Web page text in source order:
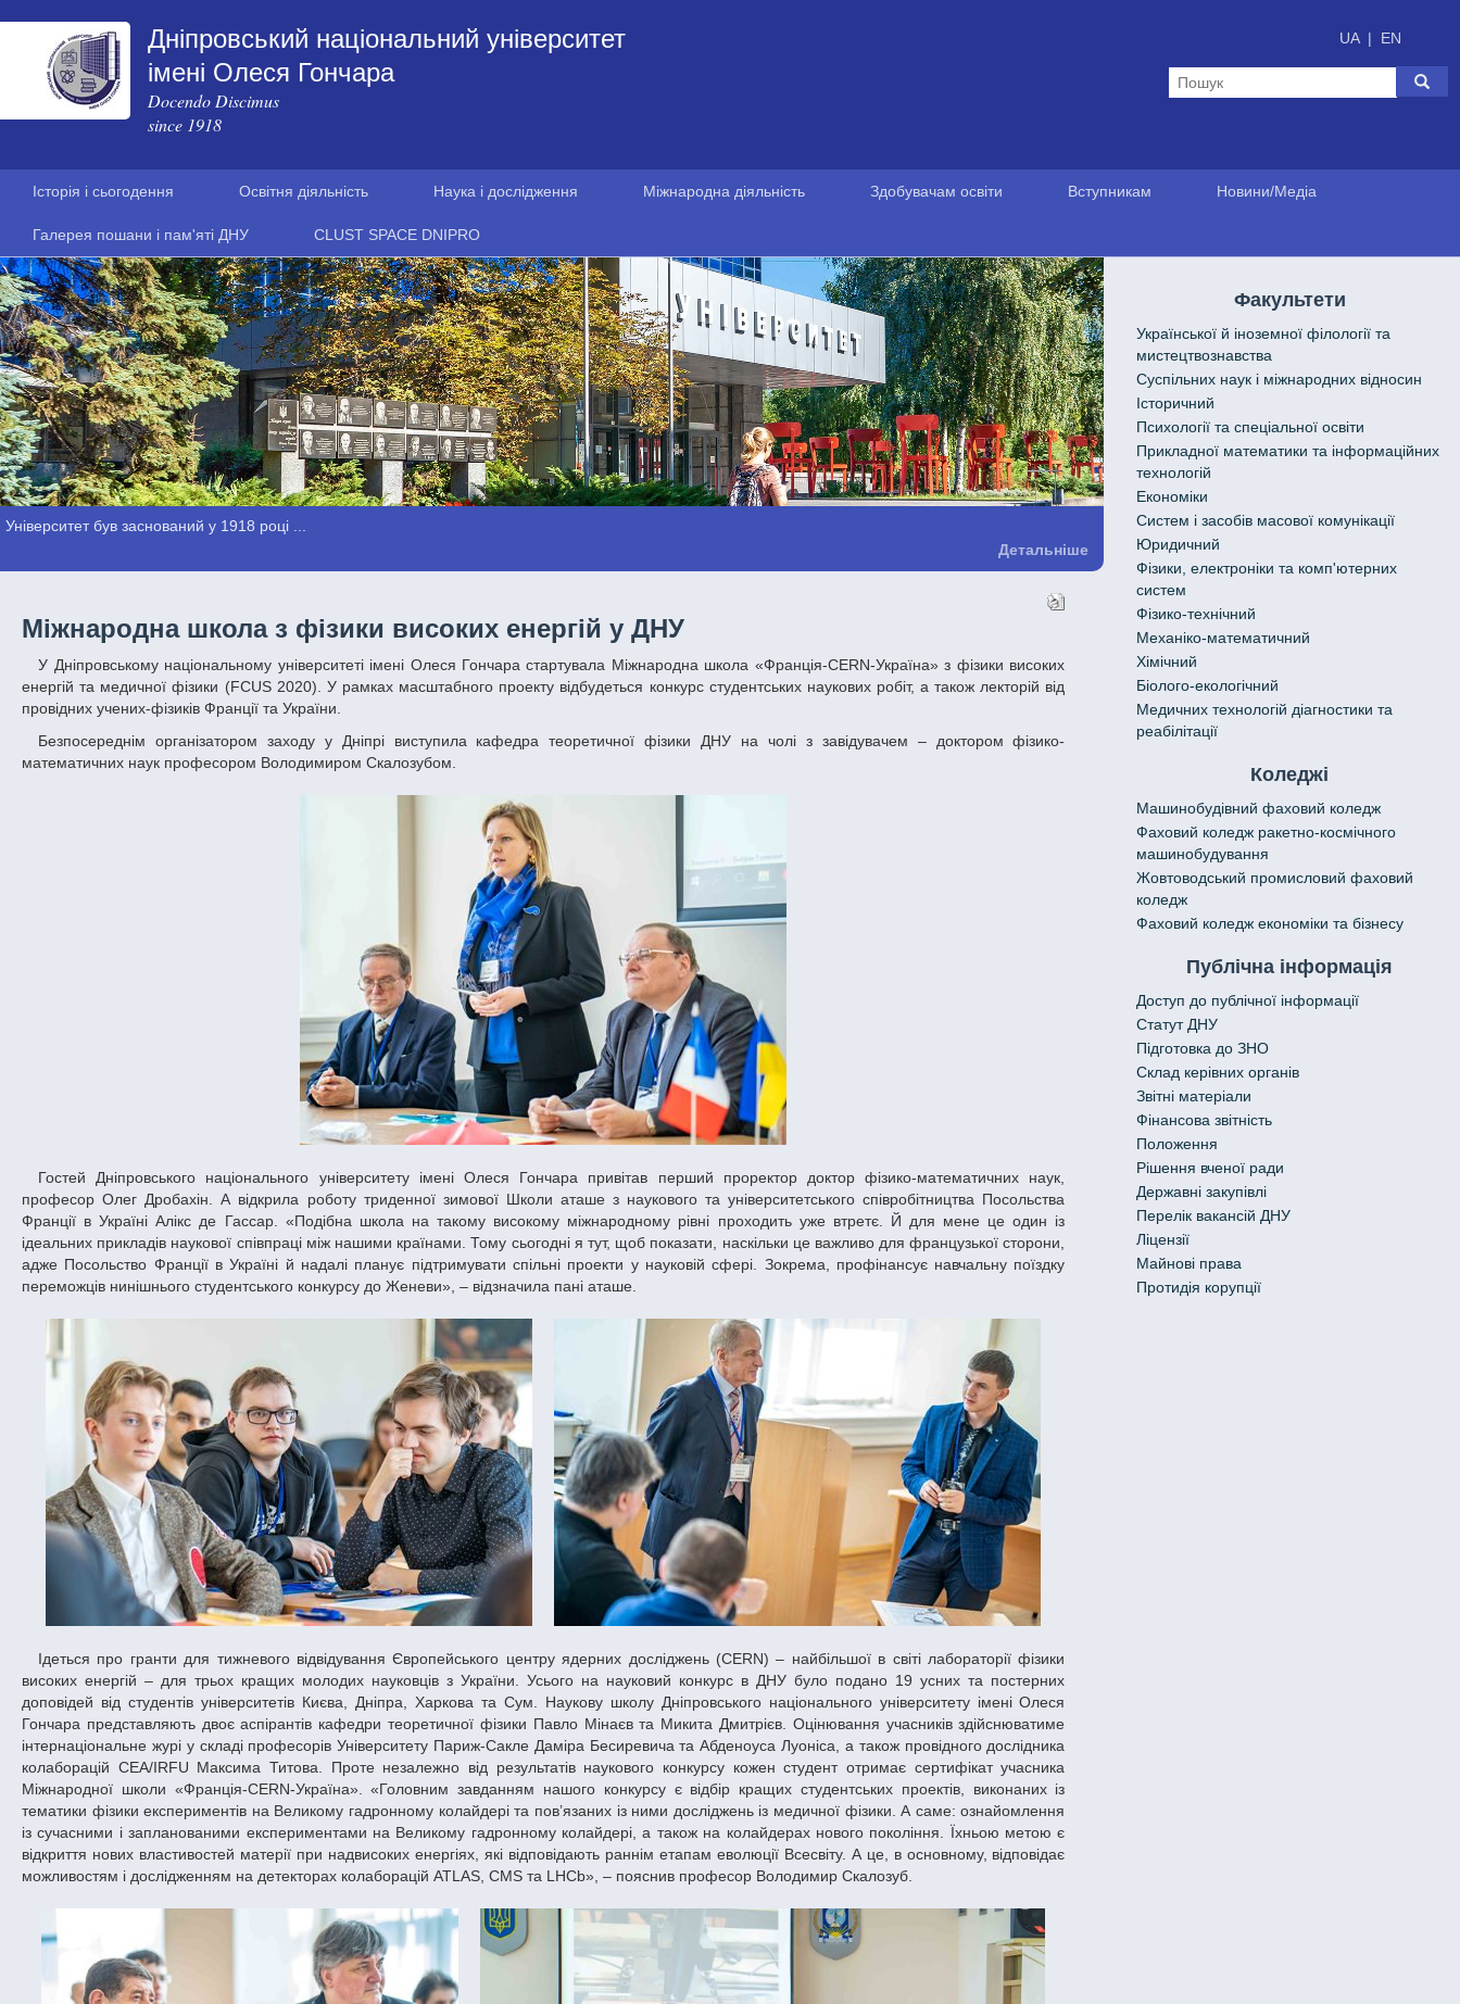
Дніпровський національний університет
імені Олеся Гончара
Docendo Discimus
since 1918
UA | EN
Історія і сьогодення Освітня діяльність Наука і дослідження Міжнародна діяльність Здобувачам освіти Вступникам Новини/Медіа
Галерея пошани і пам'яті ДНУ CLUST SPACE DNIPRO
Університет був заснований у 1918 році ...
Детальніше
Міжнародна школа з фізики високих енергій у ДНУ
У Дніпровському національному університеті імені Олеся Гончара стартувала Міжнародна школа «Франція-CERN-Україна» з фізики високих
енергій та медичної фізики (FCUS 2020). У рамках масштабного проекту відбудеться конкурс студентських наукових робіт, а також лекторій від
провідних учених-фізиків Франції та України.
Безпосереднім організатором заходу у Дніпрі виступила кафедра теоретичної фізики ДНУ на чолі з завідувачем – доктором фізико-
математичних наук професором Володимиром Скалозубом.
Гостей Дніпровського національного університету імені Олеся Гончара привітав перший проректор доктор фізико-математичних наук,
професор Олег Дробахін. А відкрила роботу триденної зимової Школи аташе з наукового та університетського співробітництва Посольства
Франції в Україні Алікс де Гассар. «Подібна школа на такому високому міжнародному рівні проходить уже втретє. Й для мене це один із
ідеальних прикладів наукової співпраці між нашими країнами. Тому сьогодні я тут, щоб показати, наскільки це важливо для французької сторони,
адже Посольство Франції в Україні й надалі планує підтримувати спільні проекти у науковій сфері. Зокрема, профінансує навчальну поїздку
переможців нинішнього студентського конкурсу до Женеви», – відзначила пані аташе.
Ідеться про гранти для тижневого відвідування Європейського центру ядерних досліджень (CERN) – найбільшої в світі лабораторії фізики
високих енергій – для трьох кращих молодих науковців з України. Усього на науковий конкурс в ДНУ було подано 19 усних та постерних
доповідей від студентів університетів Києва, Дніпра, Харкова та Сум. Наукову школу Дніпровського національного університету імені Олеся
Гончара представляють двоє аспірантів кафедри теоретичної фізики Павло Мінаєв та Микита Дмитрієв. Оцінювання учасників здійснюватиме
інтернаціональне журі у складі професорів Університету Париж-Сакле Даміра Бесиревича та Абденоуса Луоніса, а також провідного дослідника
колаборацій CEA/IRFU Максима Титова. Проте незалежно від результатів наукового конкурсу кожен студент отримає сертифікат учасника
Міжнародної школи «Франція-CERN-Україна». «Головним завданням нашого конкурсу є відбір кращих студентських проектів, виконаних із
тематики фізики експериментів на Великому гадронному колайдері та пов’язаних із ними досліджень із медичної фізики. А саме: ознайомлення
із сучасними і запланованими експериментами на Великому гадронному колайдері, а також на колайдерах нового покоління. Їхньою метою є
відкриття нових властивостей матерії при надвисоких енергіях, які відповідають раннім етапам еволюції Всесвіту. А це, в основному, відповідає
можливостям і дослідженням на детекторах колаборацій ATLAS, CMS та LHCb», – пояснив професор Володимир Скалозуб.
Факультети
Української й іноземної філології та
мистецтвознавства
Cуспільних наук і міжнародних відносин
Історичний
Психології та спеціальної освіти
Прикладної математики та інформаційних
технологій
Економіки
Систем і засобів масової комунікації
Юридичний
Фізики, електроніки та комп'ютерних
систем
Фізико-технічний
Механіко-математичний
Хімічний
Біолого-екологічний
Медичних технологій діагностики та
реабілітації
Коледжі
Машинобудівний фаховий коледж
Фаховий коледж ракетно-космічного
машинобудування
Жовтоводський промисловий фаховий
коледж
Фаховий коледж економіки та бізнесу
Публічна інформація
Доступ до публічної інформації
Статут ДНУ
Підготовка до ЗНО
Склад керівних органів
Звітні матеріали
Фінансова звітність
Положення
Рішення вченої ради
Державні закупівлі
Перелік вакансій ДНУ
Ліцензії
Майнові права
Протидія корупції